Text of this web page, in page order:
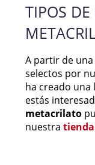
TIPOS DE
A partir de
selectos por
ha creado una
estás
metacrilato
nuestra